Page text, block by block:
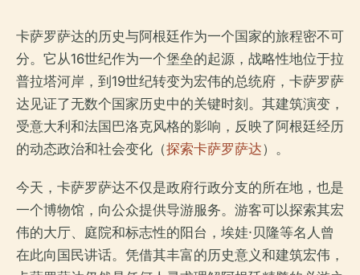
卡萨罗萨达的历史与阿根廷作为一个国家的旅程密不可
分。它从16世纪作为一个堡垒的起源，战略性地位于拉
普拉塔河岸，到19世纪转变为宏伟的总统府，卡萨罗萨
达见证了无数个国家历史中的关键时刻。其建筑演变，
受意大利和法国巴洛克风格的影响，反映了阿根廷经历
的动态政治和社会变化（探索卡萨罗萨达）。
今天，卡萨罗萨达不仅是政府行政分支的所在地，也是
一个博物馆，向公众提供导游服务。游客可以探索其宏
伟的大厅、庭院和标志性的阳台，埃娃·贝隆等名人曾
在此向国民讲话。凭借其丰富的历史意义和建筑宏伟，